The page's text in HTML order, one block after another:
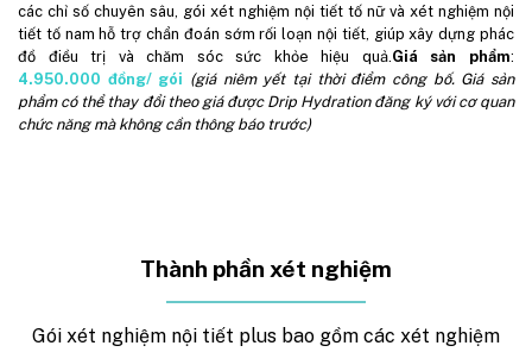
các chỉ số chuyên sâu, gói xét nghiệm nội tiết tố nữ và xét nghiệm nội
tiết tố nam hỗ trợ chẩn đoán sớm rối loạn nội tiết, giúp xây dựng phác
đồ điều trị và chăm sóc sức khỏe hiệu quả. Giá sản phẩm:
4.950.000 đồng/ gói (giá niêm yết tại thời điểm công bố. Giá sản
phẩm có thể thay đổi theo giá được Drip Hydration đăng ký với cơ quan
chức năng mà không cần thông báo trước)
Thành phần xét nghiệm
Gói xét nghiệm nội tiết plus bao gồm các xét nghiệm